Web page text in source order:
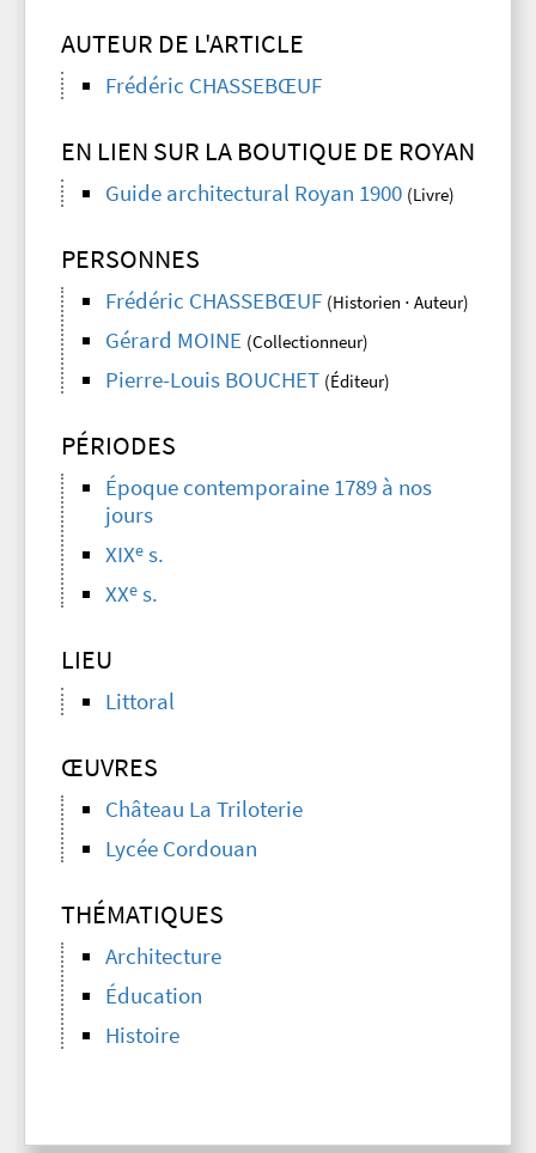
AUTEUR DE L'ARTICLE
Frédéric CHASSEBŒUF
EN LIEN SUR LA BOUTIQUE DE ROYAN
Guide architectural Royan 1900 (Livre)
PERSONNES
Frédéric CHASSEBŒUF (Historien ⋅ Auteur)
Gérard MOINE (Collectionneur)
Pierre-Louis BOUCHET (Éditeur)
PÉRIODES
Époque contemporaine 1789 à nos
jours
XIXe s.
XXe s.
LIEU
Littoral
ŒUVRES
Château La Triloterie
Lycée Cordouan
THÉMATIQUES
Architecture
Éducation
Histoire